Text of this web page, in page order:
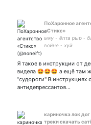
ПоХаронное
«Стикс»
мяу - ёпта рыр -
войне - хуй
Я такое в инструкции от
видела 🤩🤩🤩 а ещё там
"судороги" В инструкциях
антидепрессантов…
кариночка лок дог
треки скачать